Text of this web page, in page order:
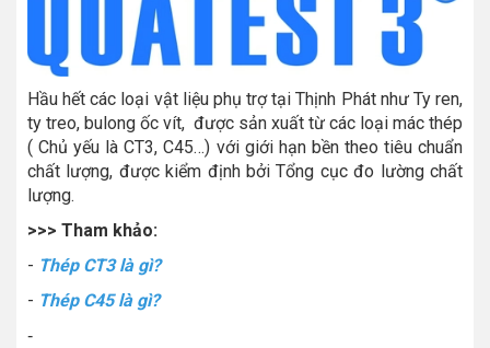
Hầu hết các loại vật liệu phụ trợ tại Thịnh Phát như Ty ren,
ty treo, bulong ốc vít, được sản xuất từ các loại mác thép
( Chủ yếu là CT3, C45…) với giới hạn bền theo tiêu chuẩn
chất lượng, được kiểm định bởi Tổng cục đo lường chất
lượng.
>>> Tham khảo:
- Thép CT3 là gì?
- Thép C45 là gì?
-